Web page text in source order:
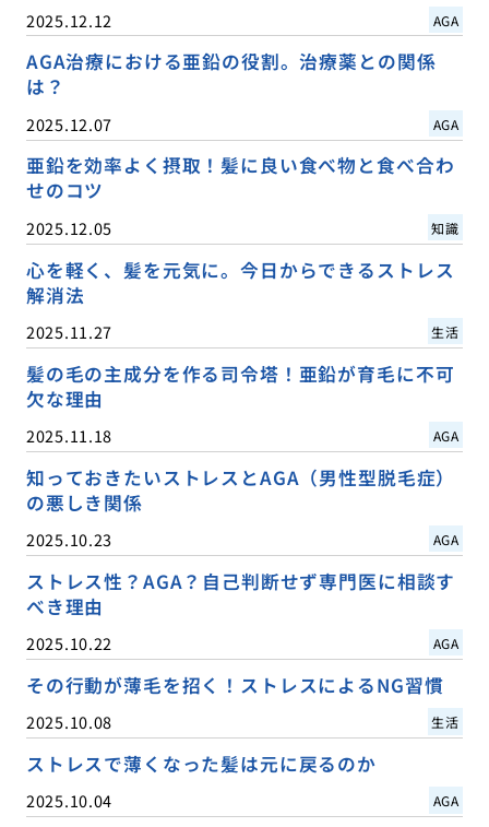
2025.12.12 AGA
AGA治療における亜鉛の役割。治療薬との関係
は？
2025.12.07 AGA
亜鉛を効率よく摂取！髪に良い食べ物と食べ合わ
せのコツ
2025.12.05 知識
心を軽く、髪を元気に。今日からできるストレス
解消法
2025.11.27 生活
髪の毛の主成分を作る司令塔！亜鉛が育毛に不可
欠な理由
2025.11.18 AGA
知っておきたいストレスとAGA（男性型脱毛症）
の悪しき関係
2025.10.23 AGA
ストレス性？AGA？自己判断せず専門医に相談す
べき理由
2025.10.22 AGA
その行動が薄毛を招く！ストレスによるNG習慣
2025.10.08 生活
ストレスで薄くなった髪は元に戻るのか
2025.10.04 AGA